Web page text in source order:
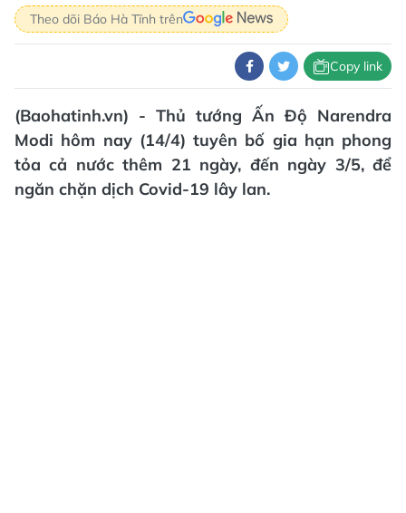
Theo dõi Báo Hà Tĩnh trên
Copy link
(Baohatinh.vn) - Thủ tướng Ấn Độ Narendra
Modi hôm nay (14/4) tuyên bố gia hạn phong
tỏa cả nước thêm 21 ngày, đến ngày 3/5, để
ngăn chặn dịch Covid-19 lây lan.